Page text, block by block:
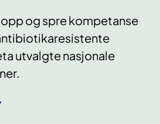
og spre kompetanse
utvalgte nasjonale